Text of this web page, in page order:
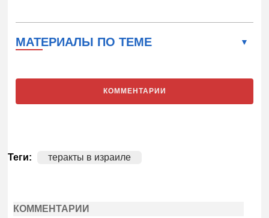
МАТЕРИАЛЫ ПО ТЕМЕ
КОММЕНТАРИИ
Теги: теракты в израиле
КОММЕНТАРИИ